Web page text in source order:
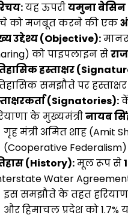
यह ऊपरीयमुना बेसिन
को मजबूत करने की एक
उद्देश्य (Objective):
को पाइपलाइन से
हस्ताक्षर
समझौते पर
(Signatories):
के मुख्यमंत्रीनायब
गृह मंत्री अमित शाह (Amit
(Cooperative
(History):मूल रूप से
Water
इस समझौते के तहत हरियाणा
और हिमाचल प्रदेश को 1.7%